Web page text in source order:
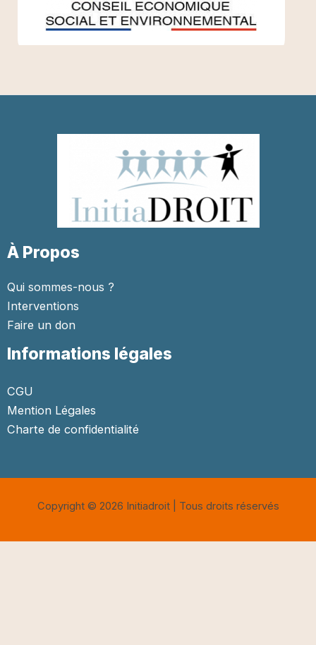
À Propos
Qui sommes-nous ?
Interventions
Faire un don
Informations légales
CGU
Mention Légales
Charte de confidentialité
Copyright © 2026 Initiadroit | Tous droits réservés